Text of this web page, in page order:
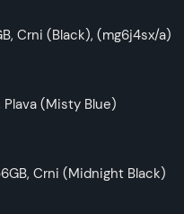
Crni (Black), (mg6j4sx/a)
(Misty Blue)
Crni (Midnight Black)